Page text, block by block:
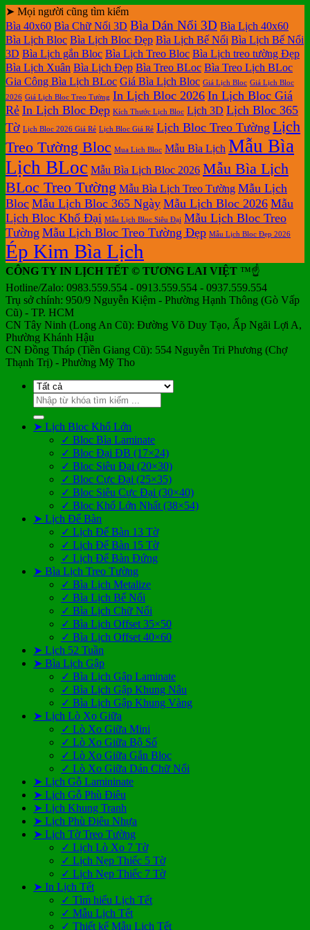
tại
tphcm
nay
bloc
tại
tphcm
giá
Lịch
Treo
Tường
giá
Lịch
Bloc
Khổ
Đại
ở
Mẫu
Lịch
Tết
TLV
luận
ở
In
lịch
Bloc
đẹp
luận
ở
Bảng
giá
In
Lịch
Để
Bàn
➤ Mọi người cũng tìm kiếm
Bìa 40x60 Bìa Chữ Nổi 3D Bìa Dán Nổi 3D Bìa Lịch 40x60
Bìa Lịch Bloc Bìa Lịch Bloc Đẹp Bìa Lịch Bế Nổi Bìa Lịch Bế Nổi
3D Bìa Lịch gắn Bloc Bìa Lịch Treo Bloc Bìa Lịch treo tường Đẹp
Bìa Lịch Xuân Bìa Lịch Đẹp Bìa Treo BLoc Bìa Treo Lịch BLoc
Gia Công Bìa Lịch BLoc Giá Bìa Lịch Bloc Giá Lịch Bloc Giá Lịch Bloc
2026 Giá Lịch Bloc Treo Tường In Lịch Bloc 2026 In Lịch Bloc Giá
Rẻ In Lịch Bloc Đẹp Kích Thước Lịch Bloc Lịch 3D Lịch Bloc 365
Tờ Lịch Bloc 2026 Giá Rẻ Lịch Bloc Giá Rẻ Lịch Bloc Treo Tường Lịch
Treo Tường Bloc Mua Lich Bloc Mẫu Bìa Lịch Mẫu Bìa
Lịch BLoc Mẫu Bìa Lịch Bloc 2026 Mẫu Bìa Lịch
BLoc Treo Tường Mẫu Bìa Lịch Treo Tường Mẫu Lịch
Bloc Mẫu Lịch Bloc 365 Ngày Mẫu Lịch Bloc 2026 Mẫu
Lịch Bloc Khổ Đại Mẫu Lịch Bloc Siêu Đại Mẫu Lịch Bloc Treo
Tường Mẫu Lịch Bloc Treo Tường Đẹp Mẫu Lịch Bloc Đẹp 2026
Ép Kim Bìa Lịch
CÔNG TY IN LỊCH TẾT © TƯƠNG LAI VIỆT ™☝️
Hotline/Zalo: 0983.559.554 - 0913.559.554 - 0937.559.554
Trụ sở chính: 950/9 Nguyễn Kiệm - Phường Hạnh Thông (Gò Vấp
Cũ) - TP. HCM
CN Tây Ninh (Long An Cũ): Đường Võ Duy Tạo, Ấp Ngãi Lợi A,
Phường Khánh Hậu
CN Đồng Tháp (Tiền Giang Cũ): 554 Nguyễn Tri Phương (Chợ
Thạnh Trị) - Phường Mỹ Tho
Tìm
kiếm:
➤ Lịch Bloc Khổ Lớn
✓ Bloc Bìa Laminate
✓ Bloc Đại ĐB (17×24)
✓ Bloc Siêu Đại (20×30)
✓ Bloc Cực Đại (25×35)
✓ Bloc Siêu Cực Đại (30×40)
✓ Bloc Khổ Lớn Nhất (38×54)
➤ Lịch Để Bàn
✓ Lịch Để Bàn 13 Tờ
✓ Lịch Để Bàn 15 Tờ
✓ Lịch Để Bàn Đứng
➤ Bìa Lịch Treo Tường
✓ Bìa Lịch Metalize
✓ Bìa Lịch Bế Nổi
✓ Bìa Lịch Chữ Nổi
✓ Bìa Lịch Offset 35×50
✓ Bìa Lịch Offset 40×60
➤ Lịch 52 Tuần
➤ Bìa Lịch Gập
✓ Bìa Lịch Gập Laminate
✓ Bìa Lịch Gập Khung Nâu
✓ Bìa Lịch Gập Khung Vàng
➤ Lịch Lò Xo Giữa
✓ Lò Xo Giữa Mini
✓ Lò Xo Giữa Bộ Số
✓ Lò Xo Giữa Gắn Bloc
✓ Lò Xo Giữa Dán Chữ Nổi
➤ Lịch Gỗ Lamininate
➤ Lịch Gỗ Phù Điêu
➤ Lịch Khung Tranh
➤ Lịch Phù Điêu Nhựa
➤ Lịch Tờ Treo Tường
✓ Lịch Lò Xo 7 Tờ
✓ Lịch Nẹp Thiếc 5 Tờ
✓ Lịch Nẹp Thiếc 7 Tờ
➤ In Lịch Tết
✓ Tìm hiểu Lịch Tết
✓ Mẫu Lịch Tết
✓ Thiết kế Mẫu Lịch Tết